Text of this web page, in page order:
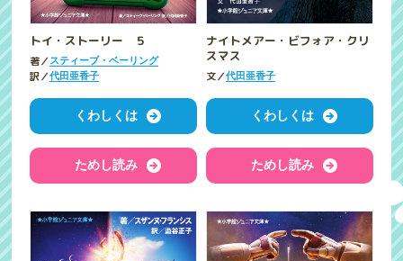
トイ・ストーリー ５
著／スティーブ・ベーリング
訳／代田亜香子
くわしくは
ためし読み
ナイトメアー・ビフォア・クリ
スマス
文／代田亜香子
くわしくは
ためし読み